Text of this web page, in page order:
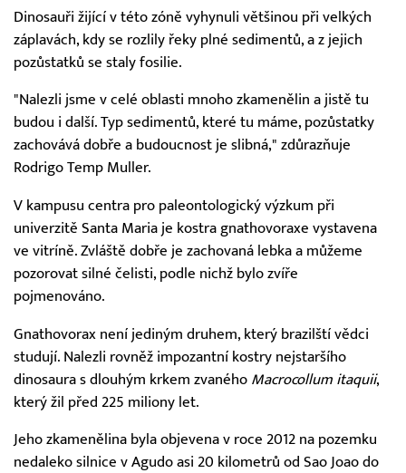
Dinosauři žijící v této zóně vyhynuli většinou při velkých
záplavách, kdy se rozlily řeky plné sedimentů, a z jejich
pozůstatků se staly fosilie.
"Nalezli jsme v celé oblasti mnoho zkamenělin a jistě tu
budou i další. Typ sedimentů, které tu máme, pozůstatky
zachovává dobře a budoucnost je slibná," zdůrazňuje
Rodrigo Temp Muller.
V kampusu centra pro paleontologický výzkum při
univerzitě Santa Maria je kostra gnathovoraxe vystavena
ve vitríně. Zvláště dobře je zachovaná lebka a můžeme
pozorovat silné čelisti, podle nichž bylo zvíře
pojmenováno.
Gnathovorax není jediným druhem, který brazilští vědci
studují. Nalezli rovněž impozantní kostry nejstaršího
dinosaura s dlouhým krkem zvaného Macrocollum itaquii,
který žil před 225 miliony let.
Jeho zkamenělina byla objevena v roce 2012 na pozemku
nedaleko silnice v Agudo asi 20 kilometrů od Sao Joao do